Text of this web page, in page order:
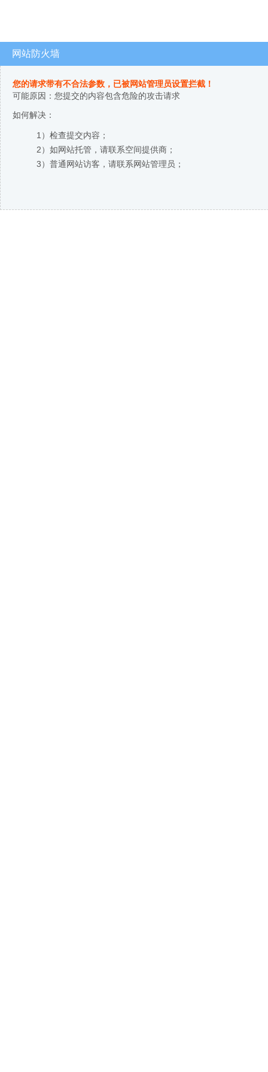
网站防火墙
您的请求带有不合法参数，已被网站管理员设置拦截！
可能原因：您提交的内容包含危险的攻击请求
如何解决：
1）检查提交内容；
2）如网站托管，请联系空间提供商；
3）普通网站访客，请联系网站管理员；